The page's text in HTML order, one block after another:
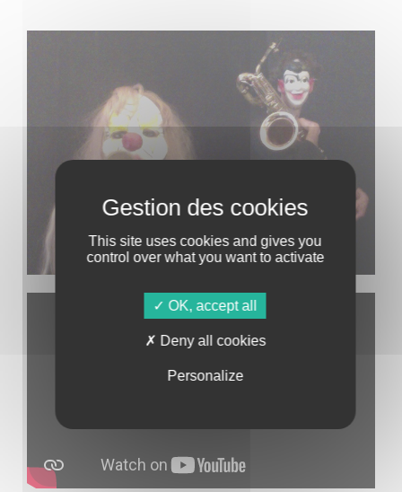
This site uses cookies and gives you
control over what you want to activate
OK, accept all
Deny all cookies
Personalize